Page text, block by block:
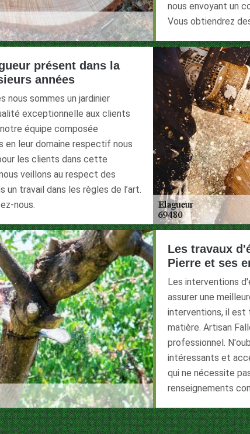
nous envoyant un
Vous obtiendrez
présent dans la
années
nous sommes un jardinier
exceptionnelle aux clients
équipe composée
en leur domaine respectif nous
les clients dans cette
veillons au respect des
travail dans les règles de l’art.
nous.
Les travaux
Pierre et ses
Les interventions
assurer une
interventions, il est
matière. Artisan
professionnel.
intéressants et
qui ne nécessite
renseignements